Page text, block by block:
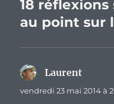
18
au point sur
Laurent
vendredi 23 mai 2014 à